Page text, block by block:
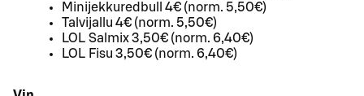
Minijekkuredbull 4€ (norm. 5,50€)
Talvijallu 4€ (norm. 5,50€)
LOL Salmix 3,50€ (norm. 6,40€)
LOL Fisu 3,50€ (norm. 6,40€)